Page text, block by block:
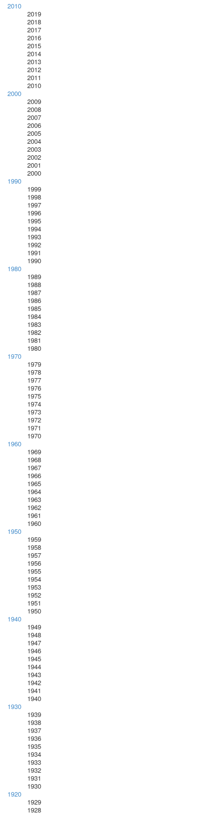
2010
2019
2018
2017
2016
2015
2014
2013
2012
2011
2010
2000
2009
2008
2007
2006
2005
2004
2003
2002
2001
2000
1990
1999
1998
1997
1996
1995
1994
1993
1992
1991
1990
1980
1989
1988
1987
1986
1985
1984
1983
1982
1981
1980
1970
1979
1978
1977
1976
1975
1974
1973
1972
1971
1970
1960
1969
1968
1967
1966
1965
1964
1963
1962
1961
1960
1950
1959
1958
1957
1956
1955
1954
1953
1952
1951
1950
1940
1949
1948
1947
1946
1945
1944
1943
1942
1941
1940
1930
1939
1938
1937
1936
1935
1934
1933
1932
1931
1930
1920
1929
1928